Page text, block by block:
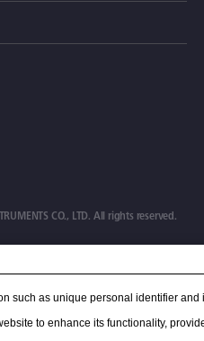
CO., LTD. All rights reserved.
such as unique personal identifier
to enhance its functionality,